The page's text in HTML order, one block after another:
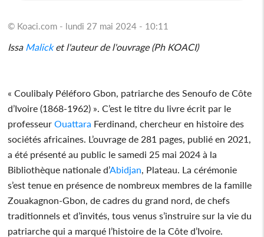
© Koaci.com - lundi 27 mai 2024 - 10:11
Issa Malicket l'auteur de l'ouvrage (Ph KOACI)
« Coulibaly Péléforo Gbon, patriarche des Senoufo de Côte
d’Ivoire (1868-1962) ». C’est le titre du livre écrit par le
professeurOuattara Ferdinand, chercheur en histoire des
sociétés africaines. L’ouvrage de 281 pages, publié en 2021,
a été présenté au public le samedi 25 mai 2024 à la
Bibliothèque nationale d’Abidjan, Plateau. La cérémonie
s’est tenue en présence de nombreux membres de la famille
Zouakagnon-Gbon, de cadres du grand nord, de chefs
traditionnels et d’invités, tous venus s’instruire sur la vie du
patriarche qui a marqué l’histoire de la Côte d’Ivoire.